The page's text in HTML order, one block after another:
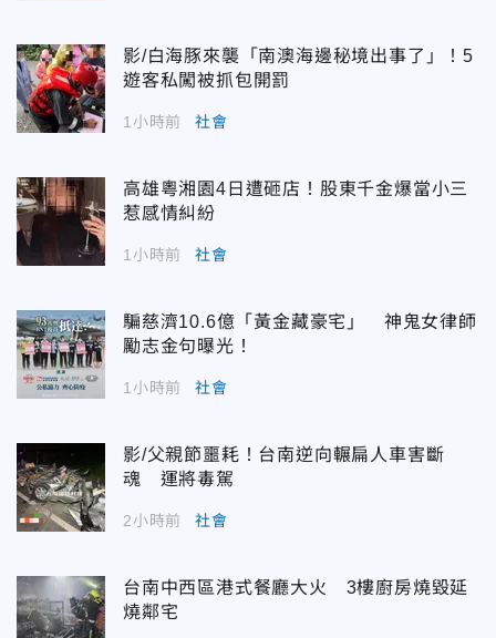
影/白海豚來襲「南澳海邊秘境出事了」！5
遊客私闖被抓包開罰
1小時前 社會
高雄粵湘園4日遭砸店！股東千金爆當小三
惹感情糾紛
1小時前 社會
騙慈濟10.6億「黃金藏豪宅」 神鬼女律師
勵志金句曝光！
1小時前 社會
影/父親節噩耗！台南逆向輾扁人車害斷
魂 運將毒駕
2小時前 社會
台南中西區港式餐廳大火 3樓廚房燒毀延
燒鄰宅